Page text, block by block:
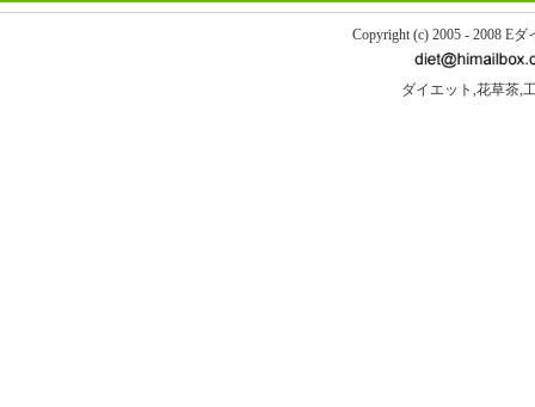
Copyright (c) 2005 - 2008 E
ダイエット,花草茶,